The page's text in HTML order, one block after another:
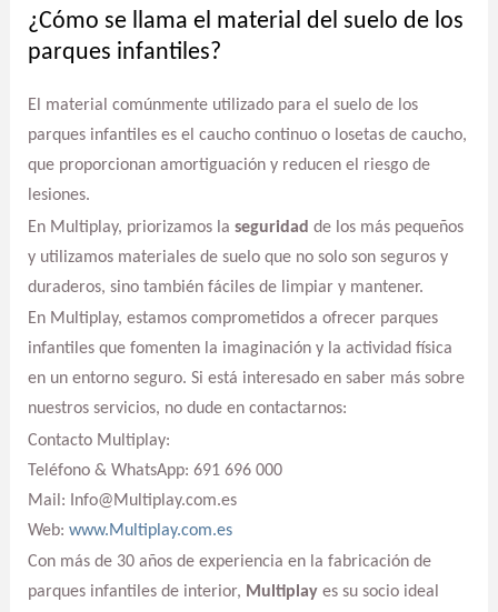
¿Cómo se llama el material del suelo de los
parques infantiles?
El material comúnmente utilizado para el suelo de los
parques infantiles es el caucho continuo o losetas de caucho,
que proporcionan amortiguación y reducen el riesgo de
lesiones.
En Multiplay, priorizamos la seguridad de los más pequeños
y utilizamos materiales de suelo que no solo son seguros y
duraderos, sino también fáciles de limpiar y mantener.
En Multiplay, estamos comprometidos a ofrecer parques
infantiles que fomenten la imaginación y la actividad física
en un entorno seguro. Si está interesado en saber más sobre
nuestros servicios, no dude en contactarnos:
Contacto Multiplay:
Teléfono & WhatsApp: 691 696 000
Mail: Info@Multiplay.com.es
Web: www.Multiplay.com.es
Con más de 30 años de experiencia en la fabricación de
parques infantiles de interior, Multiplayes su socio ideal